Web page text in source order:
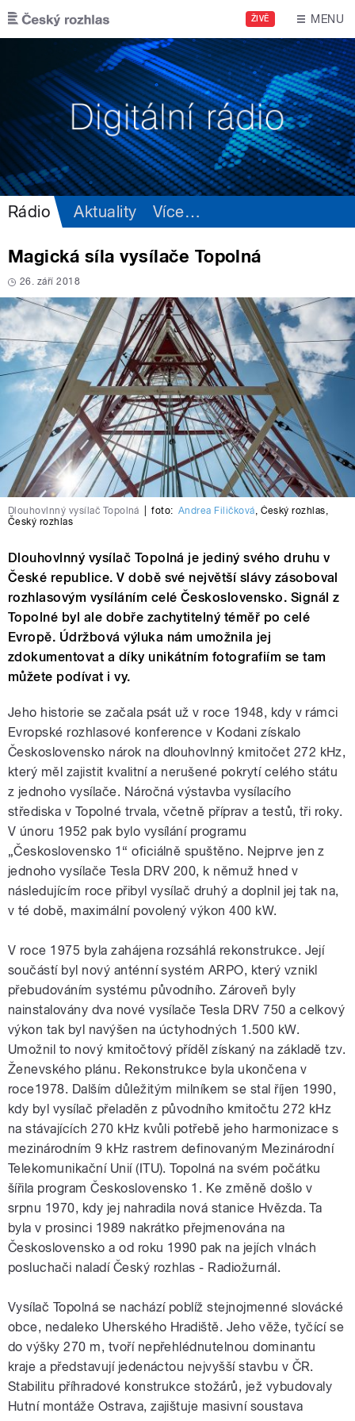
Přejít k hlavnímu obsahu
ŽIVĚ MENU
Rádio Aktuality Více…
Magická síla vysílače Topolná
26. září 2018
Dlouhovlnný vysílač Topolná foto: Andrea Filičková, Český rozhlas,
Český rozhlas
Dlouhovlnný vysílač Topolná je jediný svého druhu v
České republice. V době své největší slávy zásoboval
rozhlasovým vysíláním celé Československo. Signál z
Topolné byl ale dobře zachytitelný téměř po celé
Evropě. Údržbová výluka nám umožnila jej
zdokumentovat a díky unikátním fotografiím se tam
můžete podívat i vy.
Jeho historie se začala psát už v roce 1948, kdy v rámci
Evropské rozhlasové konference v Kodani získalo
Československo nárok na dlouhovlnný kmitočet 272 kHz,
který měl zajistit kvalitní a nerušené pokrytí celého státu
z jednoho vysílače. Náročná výstavba vysílacího
střediska v Topolné trvala, včetně příprav a testů, tři roky.
V únoru 1952 pak bylo vysílání programu
„Československo 1“ oficiálně spuštěno. Nejprve jen z
jednoho vysílače Tesla DRV 200, k němuž hned v
následujícím roce přibyl vysílač druhý a doplnil jej tak na,
v té době, maximální povolený výkon 400 kW.
V roce 1975 byla zahájena rozsáhlá rekonstrukce. Její
součástí byl nový anténní systém ARPO, který vznikl
přebudováním systému původního. Zároveň byly
nainstalovány dva nové vysílače Tesla DRV 750 a celkový
výkon tak byl navýšen na úctyhodných 1.500 kW.
Umožnil to nový kmitočtový příděl získaný na základě tzv.
Ženevského plánu. Rekonstrukce byla ukončena v
roce1978. Dalším důležitým milníkem se stal říjen 1990,
kdy byl vysílač přeladěn z původního kmitočtu 272 kHz
na stávajících 270 kHz kvůli potřebě jeho harmonizace s
mezinárodním 9 kHz rastrem definovaným Mezinárodní
Telekomunikační Unií (ITU). Topolná na svém počátku
šířila program Československo 1. Ke změně došlo v
srpnu 1970, kdy jej nahradila nová stanice Hvězda. Ta
byla v prosinci 1989 nakrátko přejmenována na
Československo a od roku 1990 pak na jejích vlnách
posluchači naladí Český rozhlas - Radiožurnál.
Vysílač Topolná se nachází poblíž stejnojmenné slovácké
obce, nedaleko Uherského Hradiště. Jeho věže, tyčící se
do výšky 270 m, tvoří nepřehlédnutelnou dominantu
kraje a představují jedenáctou nejvyšší stavbu v ČR.
Stabilitu příhradové konstrukce stožárů, jež vybudovaly
Hutní montáže Ostrava, zajištuje masivní soustava